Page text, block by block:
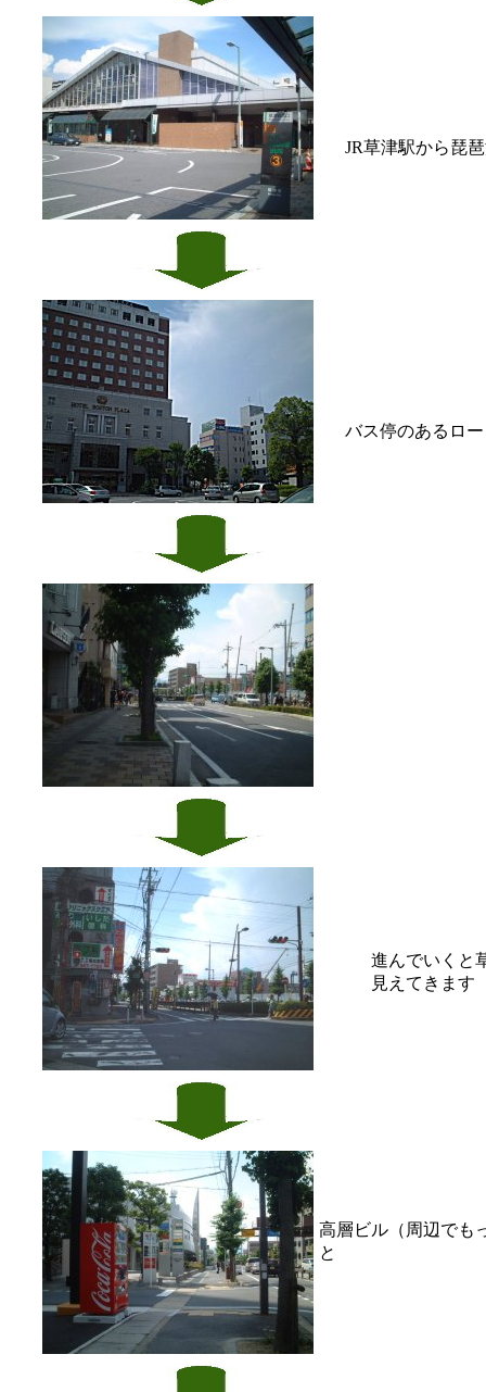
JR草津駅から琵
バス停のあるロ
進んでいくと
見えてきます
高層ビル（周辺でも
と